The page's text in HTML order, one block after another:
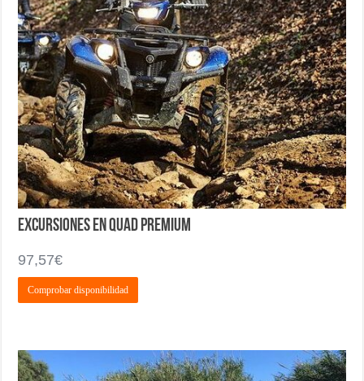
Excursiones en Quad PREMIUM
97,57€
Comprobar disponibilidad